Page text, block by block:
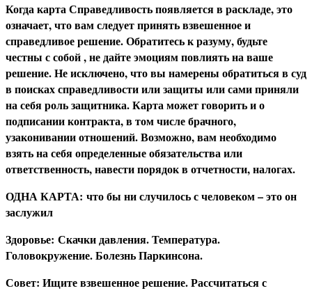
Когда карта Справедливость появляется в раскладе, это
означает, что вам следует принять взвешенное и
справедливое решение. Обратитесь к разуму, будьте
честны с собой , не дайте эмоциям повлиять на ваше
решение. Не исключено, что вы намерены обратиться в суд
в поисках справедливости или защиты или сами приняли
на себя роль защитника. Карта может говорить и о
подписании контракта, в том числе брачного,
узаконивании отношений. Возможно, вам необходимо
взять на себя определенные обязательства или
ответственность, навести порядок в отчетности, налогах.
ОДНА КАРТА: что бы ни случилось с человеком – это он
заслужил
Здоровье: Скачки давления. Температура.
Головокружение. Болезнь Паркинсона.
Совет: Ищите взвешенное решение. Рассчитаться с